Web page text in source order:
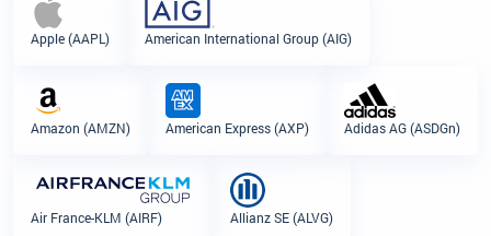
Apple (AAPL) American International Group (AIG)
Amazon (AMZN) American Express (AXP) Adidas AG (ASDGn)
Air France-KLM (AIRF) Allianz SE (ALVG)